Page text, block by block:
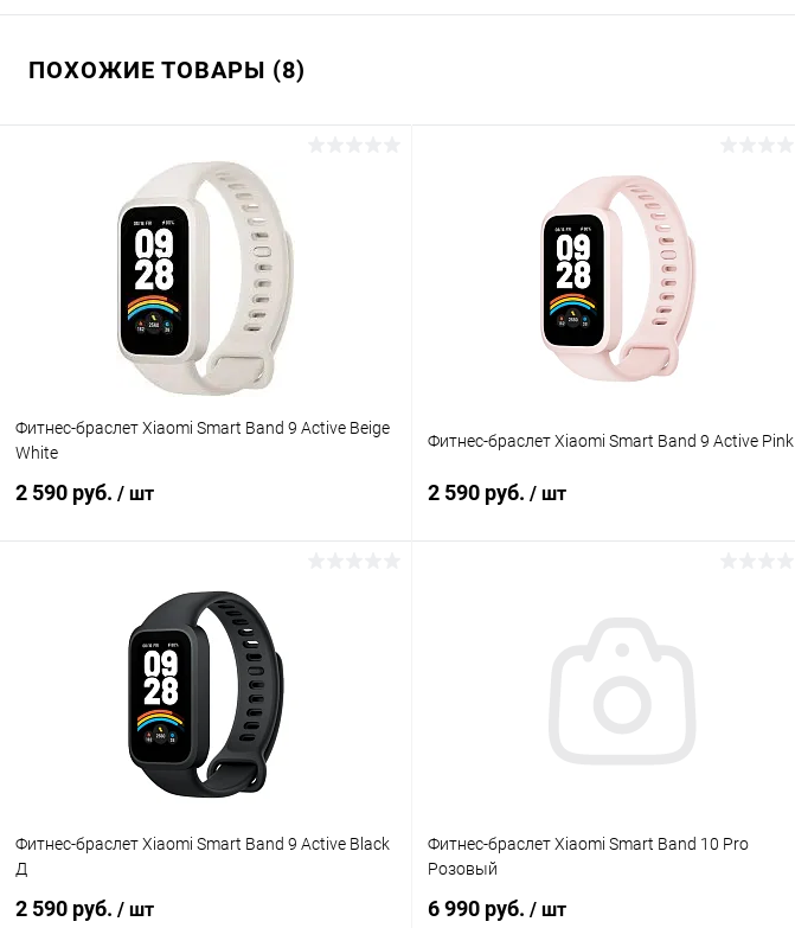
ПОХОЖИЕ ТОВАРЫ (8)
Фитнес-браслет Xiaomi Smart Band 9 Active Beige
White
2 590 руб. / шт
В корзину
К сравнению
В наличии
Фитнес-браслет Xiaomi Smart Band 9 Active Pink
2 590 руб. / шт
Фитнес-браслет Xiaomi Smart Band 9 Active Black
Д
2 590 руб. / шт
Фитнес-браслет Xiaomi Smart Band 10 Pro
Розовый
6 990 руб. / шт